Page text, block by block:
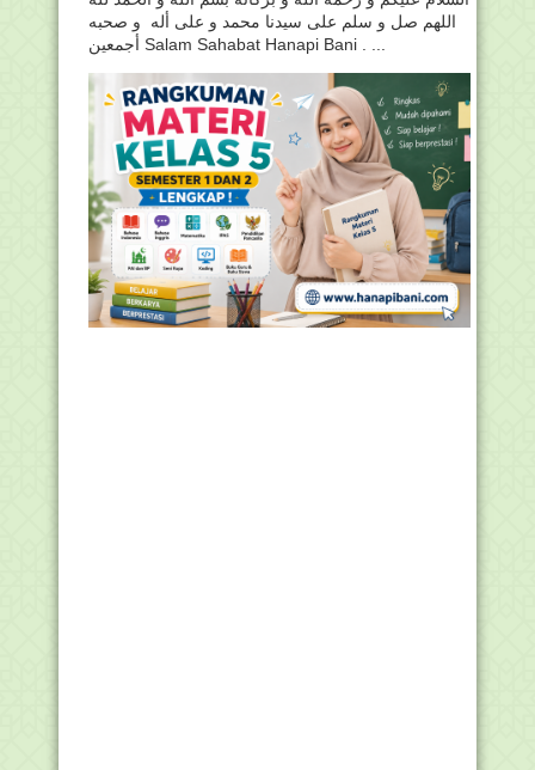
اللهم صل و سلم على سيدنا محمد و على أله و صحبه
أجمعين Salam Sahabat Hanapi Bani . ...